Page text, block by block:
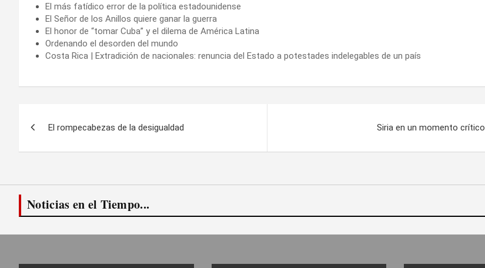
El más fatídico error de la política estadounidense
El Señor de los Anillos quiere ganar la guerra
El honor de “tomar Cuba” y el dilema de América Latina
Ordenando el desorden del mundo
Costa Rica | Extradición de nacionales: renuncia del Estado a potestades indelegables de un país
El rompecabezas de la desigualdad Siria en un momento crítico
Noticias en el Tiempo...